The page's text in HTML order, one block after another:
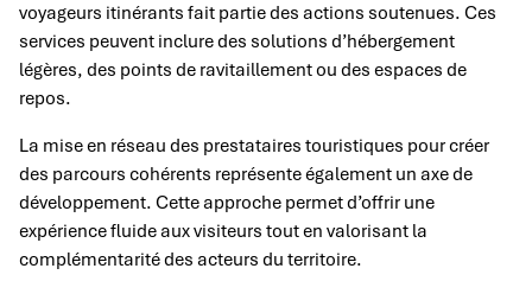
voyageurs itinérants fait partie des actions soutenues. Ces
services peuvent inclure des solutions d’hébergement
légères, des points de ravitaillement ou des espaces de
repos.
La mise en réseau des prestataires touristiques pour créer
des parcours cohérents représente également un axe de
développement. Cette approche permet d’offrir une
expérience fluide aux visiteurs tout en valorisant la
complémentarité des acteurs du territoire.